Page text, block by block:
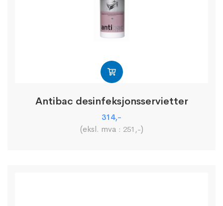
Antibac desinfeksjonsservietter
314,-
(eksl. mva : 251 ,-)